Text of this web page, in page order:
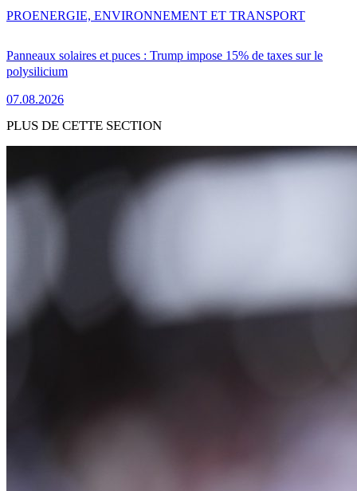
Panneaux solaires et puces : Trump impose 15% de taxes sur le
polysilicium
07.08.2026
PROENERGIE, ENVIRONNEMENT ET TRANSPORT
PLUS DE CETTE SECTION